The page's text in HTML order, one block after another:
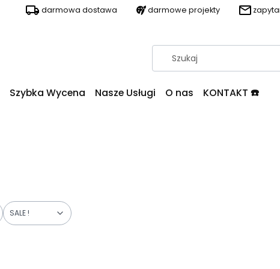
darmowa dostawa darmowe projekty
Szybka Wycena Nasze Usługi O nas KONTAKT ☎️
SALE !